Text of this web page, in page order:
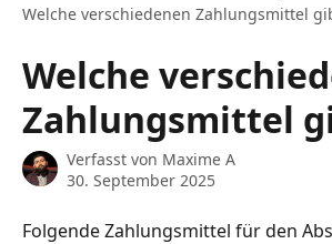
Welche verschiedenen Zahlungsmittel
Welche
Zahlungsmittel
Verfasst von Maxime A
30. September 2025
Folgende Zahlungsmittel für den